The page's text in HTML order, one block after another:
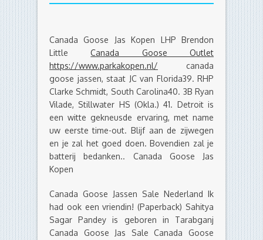
Canada Goose Jas Kopen LHP Brendon
LittleCanada Goose Outlet
https://www.parkakopen.nl/ canada
goose jassen, staat JC van Florida39. RHP
Clarke Schmidt, South Carolina40. 3B Ryan
Vilade, Stillwater HS (Okla.) 41. Detroit is
een witte gekneusde ervaring, met name
uw eerste time-out. Blijf aan de zijwegen
en je zal het goed doen. Bovendien zal je
batterij bedanken.. Canada Goose Jas
Kopen
Canada Goose Jassen Sale Nederland Ik
had ook een vriendin! (Paperback) Sahitya
Sagar Pandey is geboren in Tarabganj
Canada Goose Jas Sale Canada Goose